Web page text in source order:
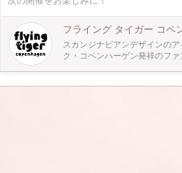
トを選んでつくれます♪ 楽しく作ることができたら、付けてみんなに自慢しちゃ
フライング タイガー コペ
スカンジナビアンデザインの
ク・コペンハーゲン発祥のフ